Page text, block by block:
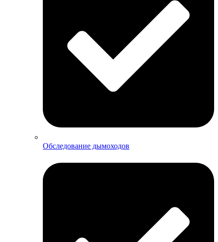
Обследование дымоходов